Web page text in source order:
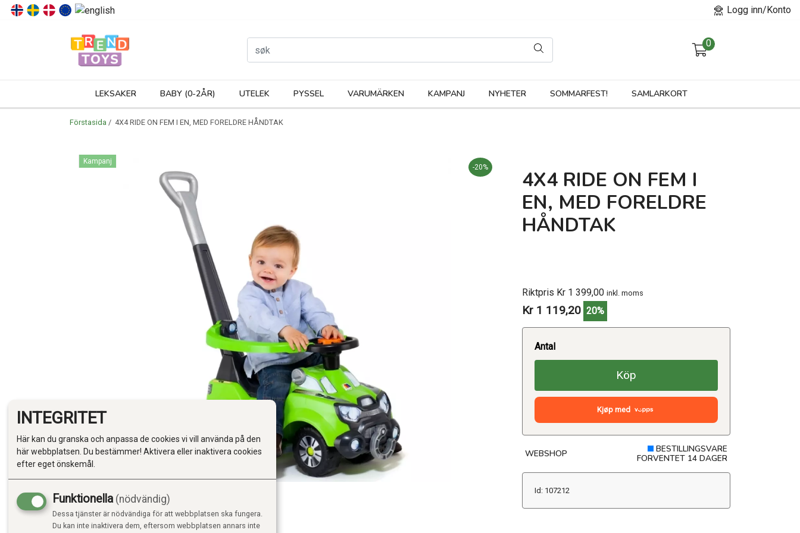
Logg inn/Konto
0
LEKSAKER BABY (0-2ÅR) UTELEK PYSSEL VARUMÄRKEN KAMPANJ NYHETER SOMMARFEST! SAMLARKORT
Förstasida / 4X4 RIDE ON FEM I EN, MED FORELDRE HÅNDTAK
Kampanj
-20%
4X4 RIDE ON FEM I
EN, MED FORELDRE
HÅNDTAK
Riktpris Kr 1 399,00 inkl. moms
Kr 1 119,20 20%
Antal
Köp
Kjøp med
WEBSHOP
BESTILLINGSVARE
FORVENTET 14 DAGER
Id: 107212
INTEGRITET
Här kan du granska och anpassa de cookies vi vill använda på den
här webbplatsen. Du bestämmer! Aktivera eller inaktivera cookies
efter eget önskemål.
Funktionella (nödvändig)
Dessa tjänster är nödvändiga för att webbplatsen ska fungera.
Du kan inte inaktivera dem, eftersom webbplatsen annars inte